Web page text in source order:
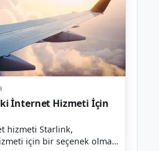
İnternet Hizmeti İçin
hizmeti Starlink,
için bir seçenek olmayı